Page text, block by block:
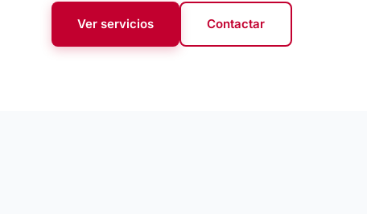
Ver servicios Contactar